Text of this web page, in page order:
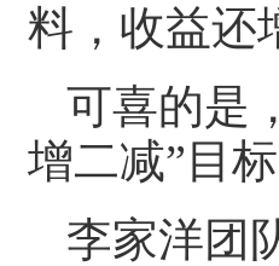
料，收益还
可喜的是
增二减”目
李家洋团